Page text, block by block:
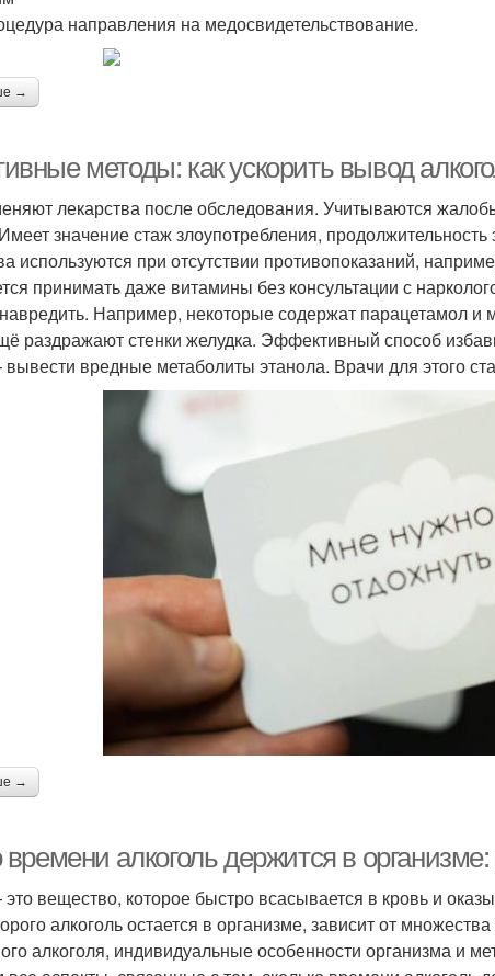
направления на медосвидетельствование.
→
методы: как ускорить вывод
лекарства после обследования. Учитываются
значение стаж злоупотребления,
используются при отсутствии противопоказаний,
принимать даже витамины без консультации с
Например, некоторые содержат парацетамол и
раздражают стенки желудка. Эффективный способ
вредные метаболиты этанола. Врачи для этого
→
алкоголь держится в
вещество, которое быстро всасывается в кровь и
алкоголь остается в организме, зависит от
алкоголя, индивидуальные особенности организма и